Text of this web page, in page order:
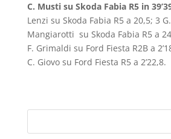
C. Musti su Skoda Fabia R5 in
Lenzi su Skoda Fabia R5 a 20,5; 3
Mangiarotti su Skoda Fabia R5 a
F. Grimaldi su Ford Fiesta R2B a
C. Giovo su Ford Fiesta R5 a 2’22,8.